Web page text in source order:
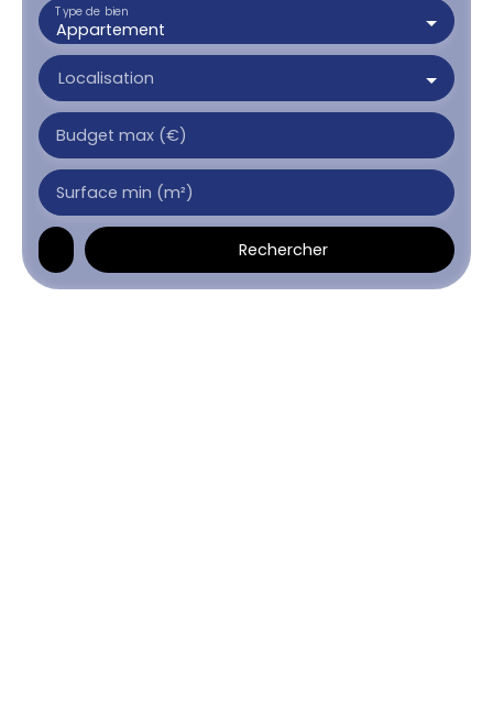
Appartement
Type de bien
Localisation
Budget max (€)
Surface min (m²)
Rechercher